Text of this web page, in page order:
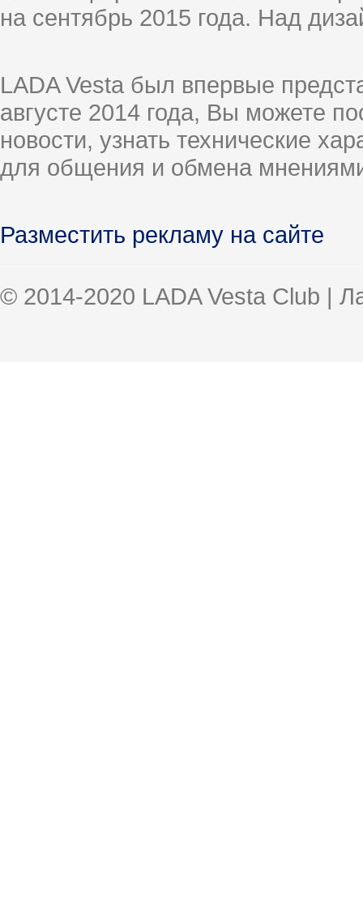
на сентябрь 2015 года. Над
LADA Vesta был впервые
августе 2014 года, Вы можете
новости, узнать технические
для общения и обмена
Разместить рекламу на сайте
© 2014-2020 LADA Vesta Club |